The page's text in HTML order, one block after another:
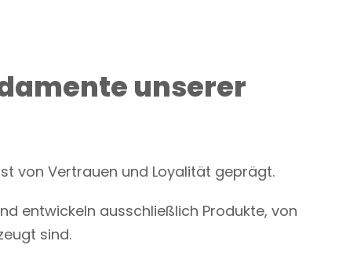
unserer
von Vertrauen und Loyalität geprägt.
entwickeln ausschließlich Produkte, von
sind.